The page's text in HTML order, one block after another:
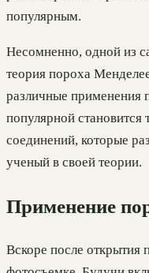
популярным.
Несомненно, одной из
теория пороха
различные применения
популярной становится
соединений, которые
ученый в своей теории.
Применение
Вскоре после открытия